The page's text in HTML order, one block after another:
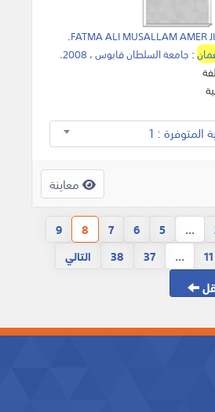
FATMA ALI MUSALLAM AMER
.
: جامعة السلطان قابوس، 2008
.
: 1
معاينة
...
5
6
7
8
9
11
...
37
38 التالي